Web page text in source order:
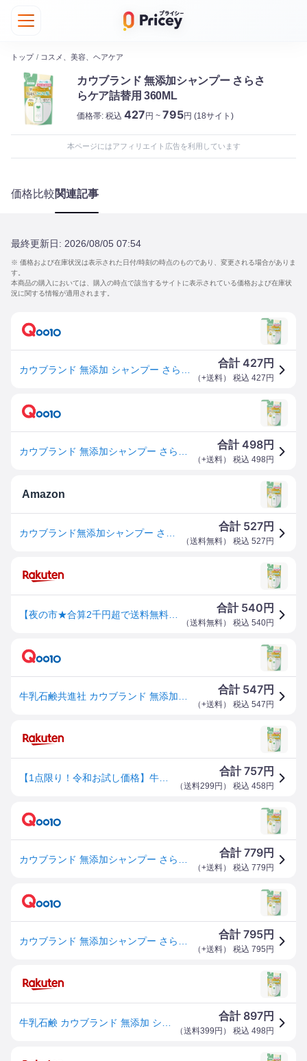
トップ / コスメ、美容、ヘアケア
カウブランド 無添加シャンプー さらさ
らケア詰替用 360ML
価格帯: 税込 427円 ~ 795円 (18サイト)
本ページにはアフィリエイト広告を利用しています
価格比較関連記事
最終更新日: 2026/08/05 07:54
※ 価格および在庫状況は表示された日付/時刻の時点のものであり、変更される場合がありま
す。
本商品の購入においては、購入の時点で該当するサイトに表示されている価格および在庫状
況に関する情報が適用されます。
合計427円
（+送料） 税込 427 円
合計498円
（+送料） 税込 498 円
Amazon
合計 527円
（送料無料） 税込 527 円
合計 540 円
（送料無料） 税込 540円
合計 547円
（+送料） 税込 547 円
合計757円
（送料299円 ） 税込 458 円
合計779円
（+送料） 税込 779 円
合計795円
（+送料） 税込 795 円
合計 897円
（送料399円 ） 税込 498 円